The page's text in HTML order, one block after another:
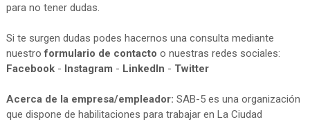
para no tener dudas.
Si te surgen dudas podes hacernos una consulta mediante
nuestroformulario de contacto o nuestras redes sociales:
Facebook- Instagram - LinkedIn - Twitter
Acerca de la empresa/empleador: SAB-5 es una organización
que dispone de habilitaciones para trabajar en La Ciudad